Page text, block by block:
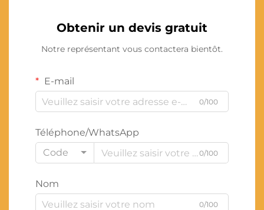
Obtenir un devis gratuit
Notre représentant vous contactera bientôt.
E-mail
0/100
Téléphone/WhatsApp
Code
0/100
Nom
0/100